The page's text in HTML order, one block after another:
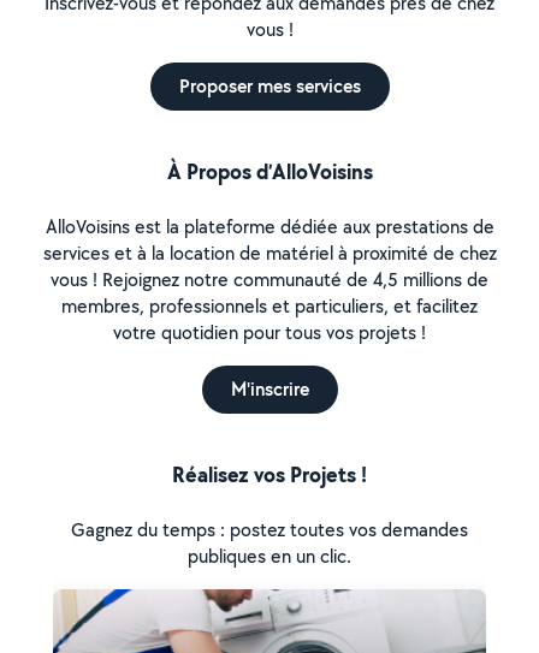
vous !
Proposer mes services
À Propos d’AlloVoisins
AlloVoisins est la plateforme dédiée aux prestations de
services et à la location de matériel à proximité de chez
vous ! Rejoignez notre communauté de 4,5 millions de
membres, professionnels et particuliers, et facilitez
votre quotidien pour tous vos projets !
M'inscrire
Réalisez vos Projets !
Gagnez du temps : postez toutes vos demandes
publiques en un clic.